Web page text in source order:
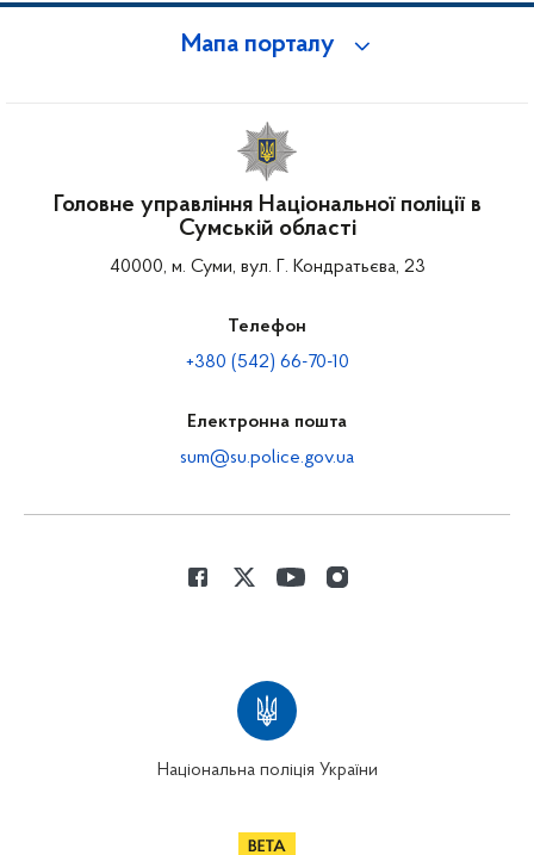
Мапа порталу
Головне управління Національної поліції в
Сумській області
40000, м. Суми, вул. Г. Кондратьєва, 23
Телефон
+380 (542) 66-70-10
Електронна пошта
sum@su.police.gov.ua
Національна поліція України